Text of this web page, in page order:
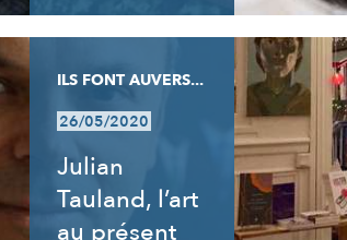
ILS FONT AUVERS...
26/05/2020
Julian
Tauland, l’art
au présent